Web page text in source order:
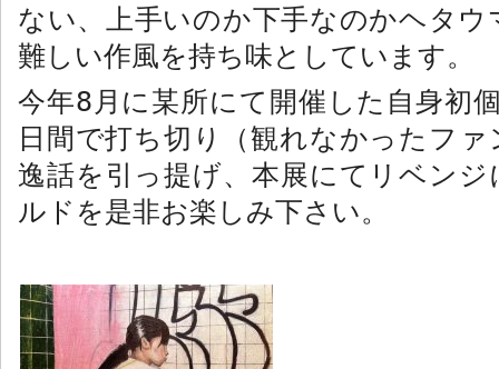
ない、上手いのか下手なのかヘタ
難しい作風を持ち味としています。
今年8 月に某所にて 開催した自身初
日間で打ち切り（観れなかったフ
逸話を引っ提げ、本展にてリベン
ルドを是非お楽しみ下さい。